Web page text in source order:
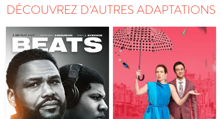
DÉCOUVREZ D'AUTRES ADAPTATIONS